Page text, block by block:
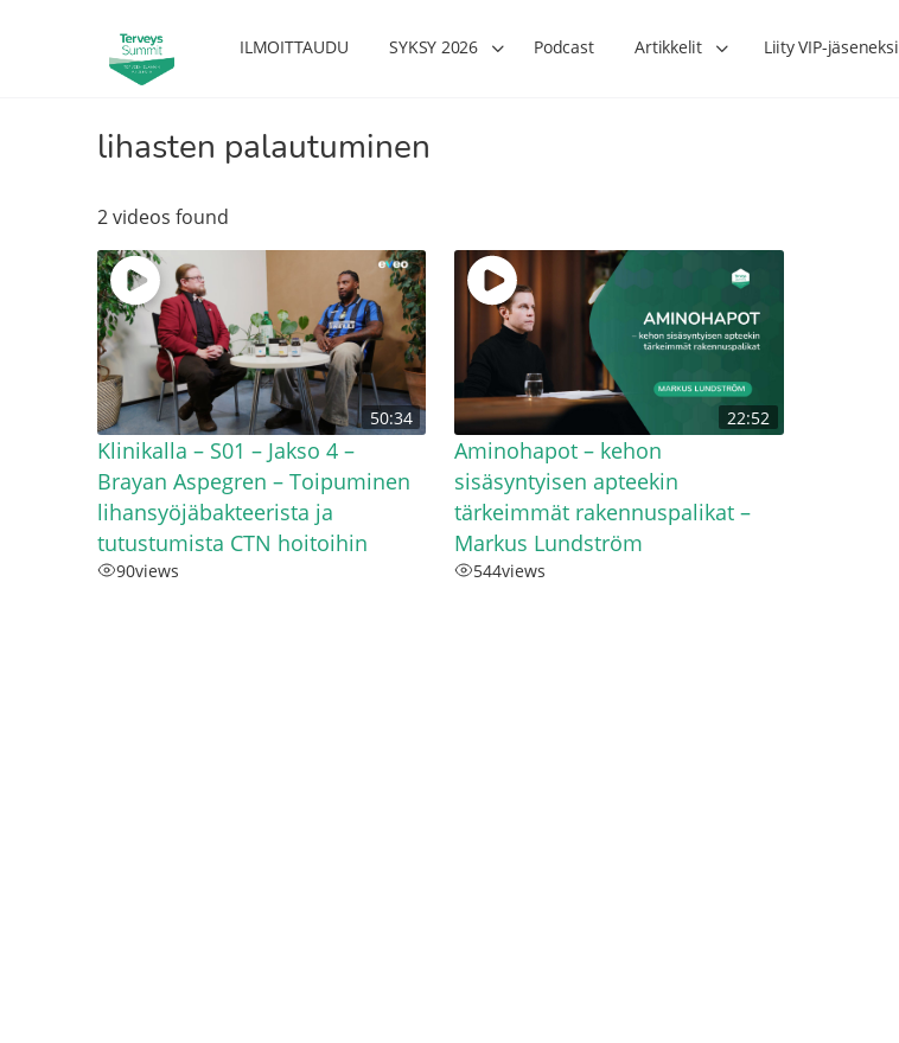
ILMOITTAUDU SYKSY 2026 Podcast Artikkelit Liity VIP-jäseneksi
lihasten palautuminen
2 videos found
50:34
Klinikalla – S01 – Jakso 4 –
Brayan Aspegren – Toipuminen
lihansyöjäbakteerista ja
tutustumista CTN hoitoihin
90views
22:52
Aminohapot – kehon
sisäsyntyisen apteekin
tärkeimmät rakennuspalikat –
Markus Lundström
544views
on naisen tärkein
– Kaisa Jaakkola
Verisuonet priimakuntoon – näin
tuet verenkiertoa ruuan voimalla –
Hanna Voutilainen
Onko vähärasvainen ruokavalio
yksi terveytemme suurista
harhoista? – Taija Somppi